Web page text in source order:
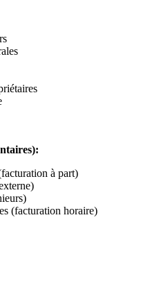
à part)
(facturation horaire)